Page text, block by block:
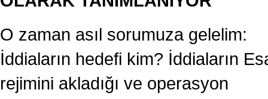
O zaman asıl sorumuza gelelim:
İddiaların hedefi kim? İddiaların
rejimini akladığı ve operasyon